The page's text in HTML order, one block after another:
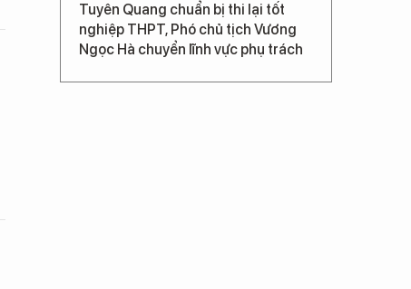
Tuyên Quang chuẩn bị thi lại tốt
nghiệp THPT, Phó chủ tịch Vương
Ngọc Hà chuyển lĩnh vực phụ trách